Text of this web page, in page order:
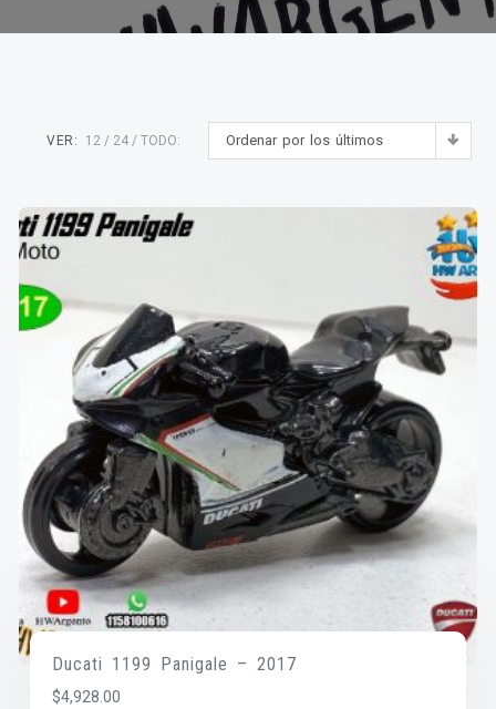
Ordenar por los últimos
VER: 12 24 TODO:
Ducati 1199 Panigale – 2017
$4,928.00